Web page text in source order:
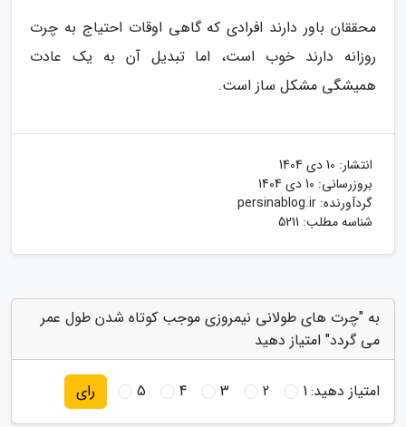
محققان باور دارند افرادی که گاهی اوقات احتیاج به چرت
روزانه دارند خوب است، اما تبدیل آن به یک عادت
همیشگی مشکل ساز است.
انتشار: 10 دی 1404
بروزرسانی: 10 دی 1404
گردآورنده: persinablog.ir
شناسه مطلب: 5211
به "چرت های طولانی نیمروزی موجب کوتاه شدن طول عمر
می گردد" امتیاز دهید
امتیاز دهید:1
2
3
4
5 رای